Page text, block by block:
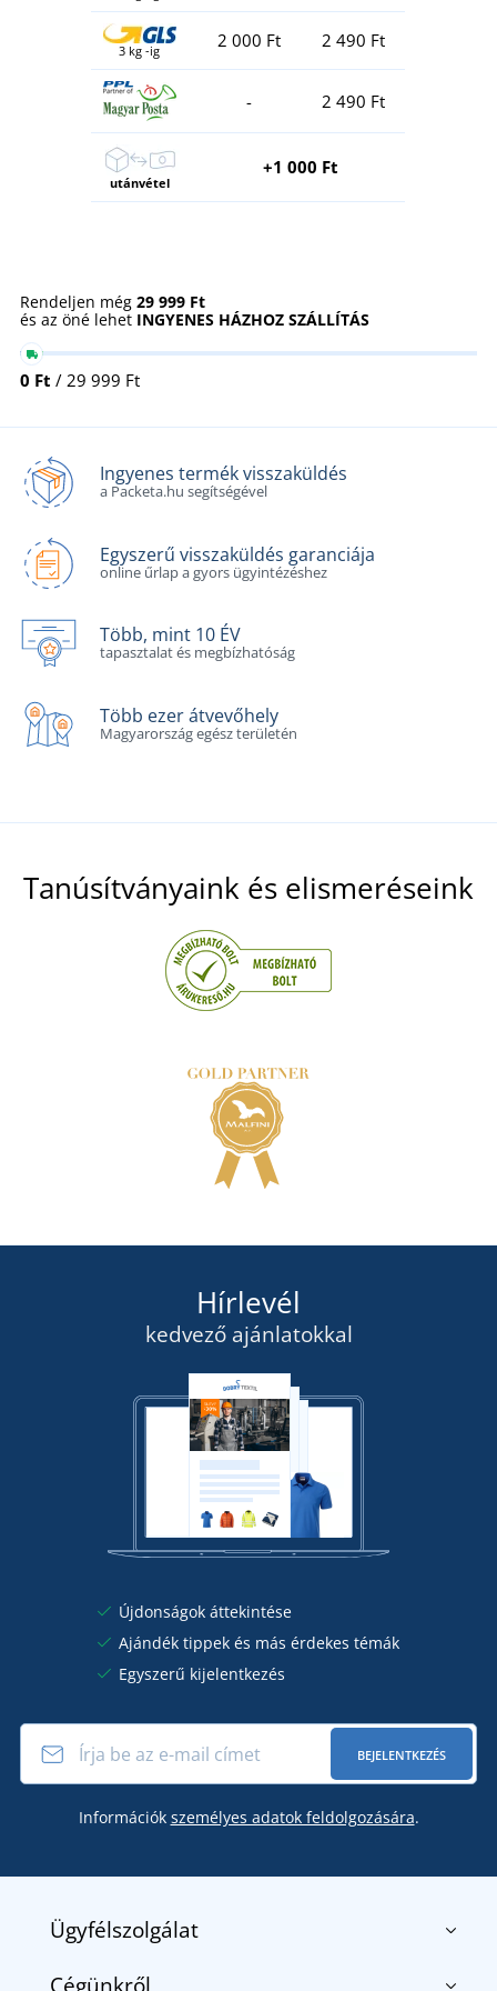
3 kg -ig 2 000 Ft 2 490 Ft
- 2 490 Ft
utánvétel
+1 000 Ft
Rendeljen még 29 999 Ft
és az öné lehet INGYENES HÁZHOZ SZÁLLÍTÁS
0 Ft / 29 999 Ft
Ingyenes termék visszaküldés
a Packeta.hu segítségével
Egyszerű visszaküldés garanciája
online űrlap a gyors ügyintézéshez
Több, mint 10 ÉV
tapasztalat és megbízhatóság
Több ezer átvevőhely
Magyarország egész területén
Tanúsítványaink és elismeréseink
Hírlevél
kedvező ajánlatokkal
Újdonságok áttekintése
Ajándék tippek és más érdekes témák
Egyszerű kijelentkezés
BEJELENTKEZÉS
Információk személyes adatok feldolgozására.
Ügyfélszolgálat